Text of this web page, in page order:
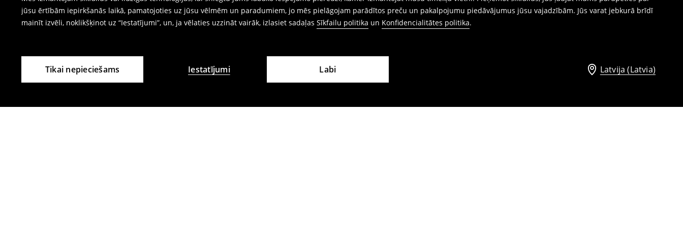
jūsu ērtībām iepirkšanās laikā, pamatojoties uz jūsu vēlmēm un paradumiem, jo mēs pielāgojam parādītos preču un pakalpojumu piedāvājumus jūsu vajadzībām. Jūs varat jebkurā brīdī
mainīt izvēli, noklikšķinot uz “Iestatījumi”, un, ja vēlaties uzzināt vairāk, izlasiet sadaļas Sīkfailu politika un Konfidencialitātes politika.
Tikai nepieciešams Iestatījumi Labi Latvija (Latvia)